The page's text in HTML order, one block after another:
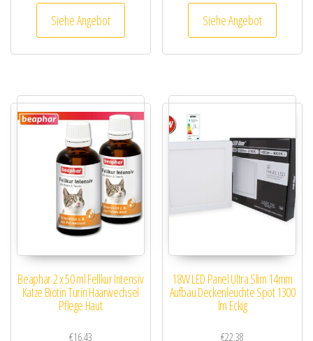
Siehe Angebot Siehe Angebot
Beaphar 2 x 50 ml Fellkur Intensiv
Katze Biotin Turin Haarwechsel
Pflege Haut
€16.43
18W LED Panel Ultra Slim 14mm
Aufbau Deckenleuchte Spot 1300
lm Eckig
€22.38